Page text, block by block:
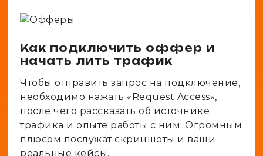
Как подключить оффер и
начать лить трафик
Чтобы отправить запрос на подключение,
необходимо нажать «Request Access»,
после чего рассказать об источнике
трафика и опыте работы с ним. Огромным
плюсом послужат скриншоты и ваши
реальные кейсы.